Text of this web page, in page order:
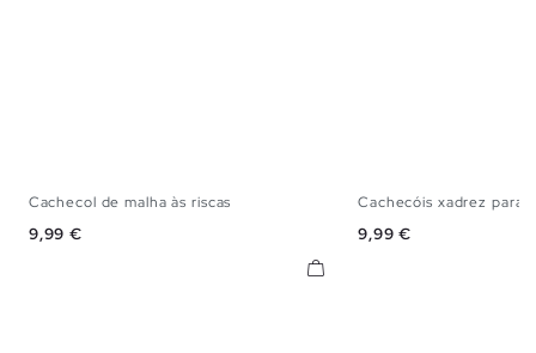
Cachecol de malha às riscas
Preço
9,99 €
Cachecóis xadrez para
Preço
9,99 €